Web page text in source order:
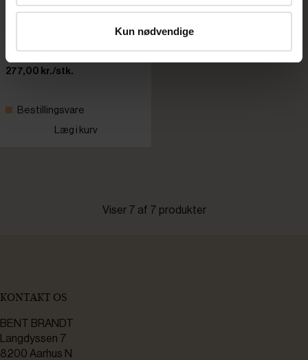
Kun nødvendige
kødhakker, 70 mm
Din pris (ekskl. moms)
277,00 kr./stk.
Bestillingsvare
Læg i kurv
Viser 7 af 7 produkter
KONTAKT OS
BENT BRANDT
Langdyssen 7
8200 Aarhus N